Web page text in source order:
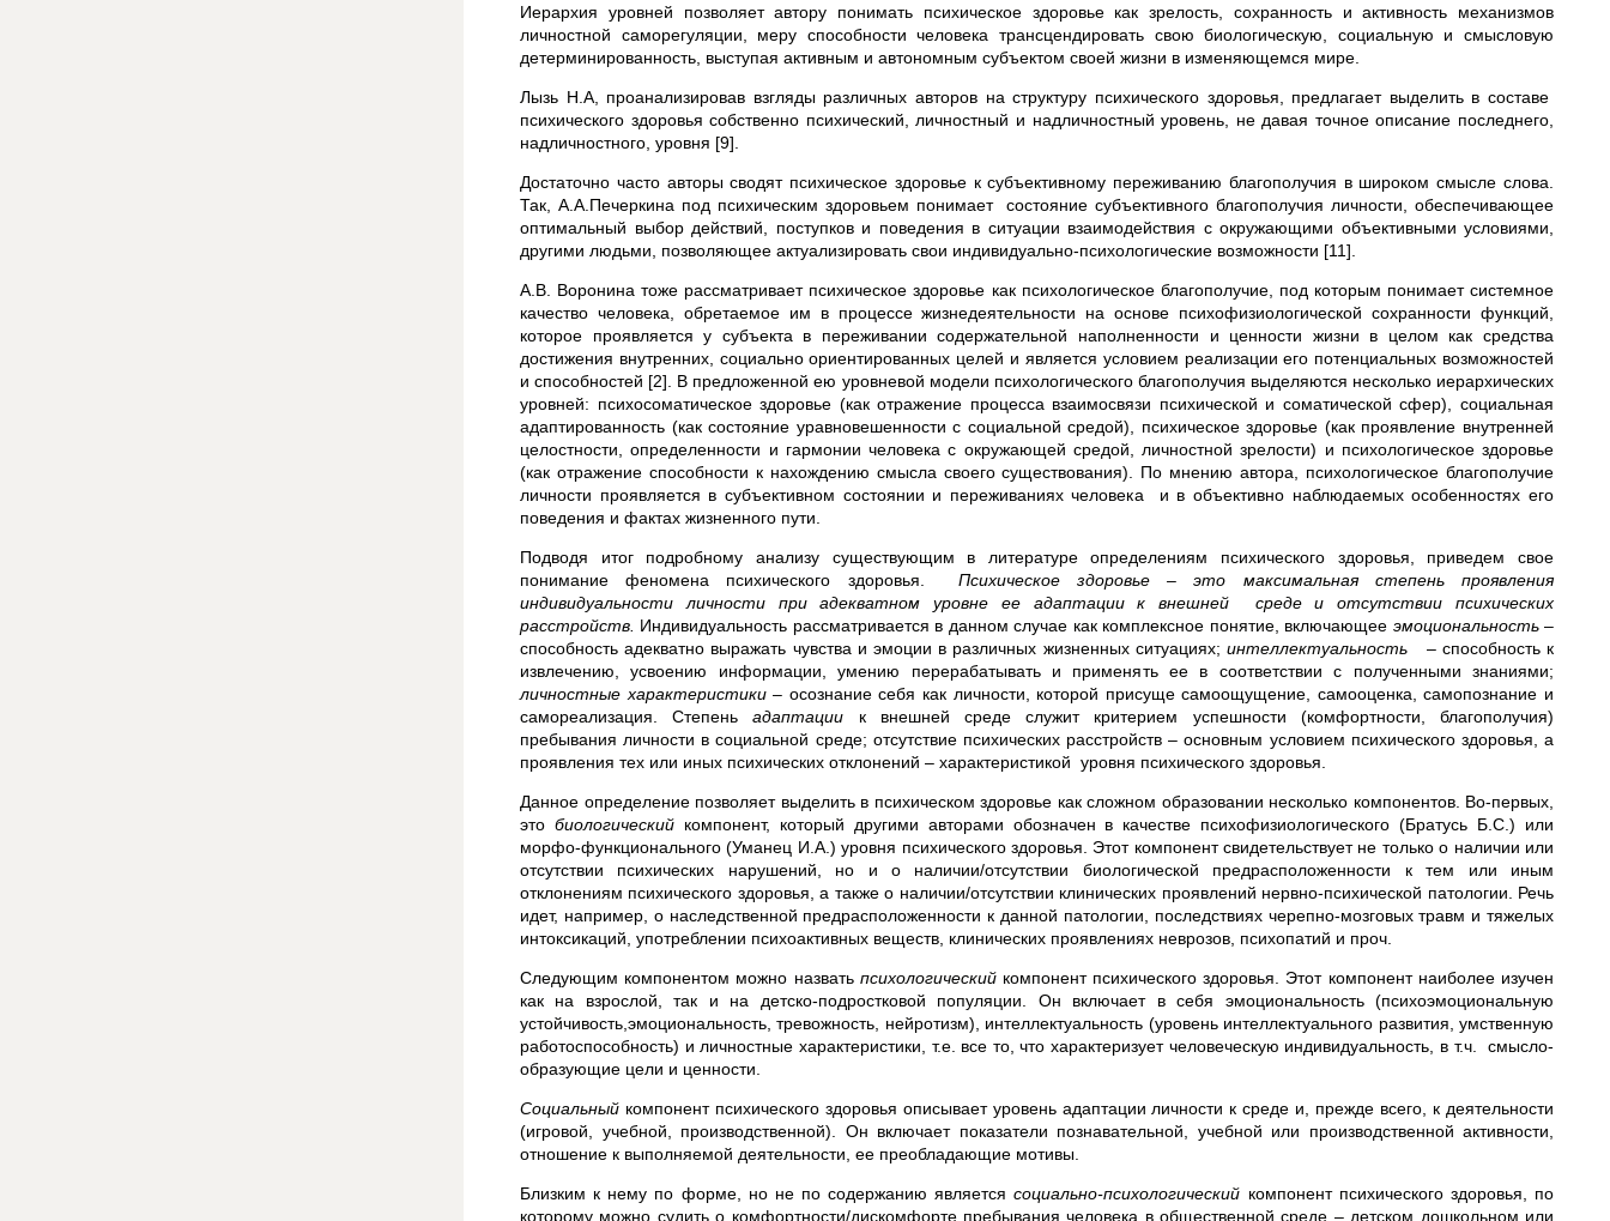
Иерархия уровней позволяет автору понимать психическое здоровье как зрелость, сохранность и активность механизмов
личностной саморегуляции, меру способности человека трансцендировать свою биологическую, социальную и смысловую
детерминированность, выступая активным и автономным субъектом своей жизни в изменяющемся мире.
Лызь Н.А, проанализировав взгляды различных авторов на структуру психического здоровья, предлагает выделить в составе
психического здоровья собственно психический, личностный и надличностный уровень, не давая точное описание последнего,
надличностного, уровня [9].
Достаточно часто авторы сводят психическое здоровье к субъективному переживанию благополучия в широком смысле слова.
Так, А.А.Печеркина под психическим здоровьем понимает состояние субъективного благополучия личности, обеспечивающее
оптимальный выбор действий, поступков и поведения в ситуации взаимодействия с окружающими объективными условиями,
другими людьми, позволяющее актуализировать свои индивидуально-психологические возможности [11].
А.В. Воронина тоже рассматривает психическое здоровье как психологическое благополучие, под которым по­нимает системное
качество человека, обретаемое им в процессе жизнедеятельности на основе психофизиоло­гической сохранности функций,
которое проявляется у субъекта в переживании содержательной наполненнос­ти и ценности жизни в целом как средства
достижения внутренних, социально ориентированных целей и явля­ется условием реализации его потенциальных возмож­ностей
и способностей [2]. В предложенной ею уровневой модели психологического благополучия выделяются несколько иерархических
уровней: пси­хосоматическое здоровье (как отражение процесса взаимосвязи психической и соматической сфер), социальная
адаптированность (как состояние уравновешен­ности с соци­альной средой), психическое здоровье (как проявление внутренней
целостности, определен­ности и гармонии человека с окружающей средой, личностной зрелости) и психологическое здоро­вье
(как отражение способности к нахождению смысла своего существования). По мнению автора, психологическое благополучие
личности проявляется в субъективном состоянии и переживаниях человека и в объективно наблюдае­мых особенностях его
поведения и фактах жизненного пути.
Подводя итог подробному анализу существующим в литературе определениям психического здоровья, приведем свое
понимание феномена психического здоровья. Психическое здоровье – это максимальная степень проявления
индивидуальности личности при адекватном уровне ее адаптации к внешней среде и отсутствии психических
расстройств. Индивидуальность рассматривается в данном случае как комплексное понятие, включающее эмоциональность–
способность адекватно выражать чувства и эмоции в различных жизненных ситуациях; интеллектуальность – способность к
извлечению, усвоению информации, умению перерабатывать и применять ее в соответствии с полученными знаниями;
личностные характеристики– осознание себя как личности, которой присуще самоощущение, самооценка, самопознание и
самореализация. Степеньадаптации к внешней среде служит критерием успешности (комфортности, благополучия)
пребывания личности в социальной среде; отсутствие психических расстройств – основным условием психического здоровья, а
проявления тех или иных психических отклонений – характеристикой уровня психического здоровья.
Данное определение позволяет выделить в психическом здоровье как сложном образовании несколько компонентов. Во-первых,
это биологическийкомпонент, который другими авторами обозначен в качестве психофизиологического (Братусь Б.С.) или
морфо-функционального (Уманец И.А.) уровня психического здоровья. Этот компонент свидетельствует не только о наличии или
отсутствии психических нарушений, но и о наличии/отсутствии биологической предрасположенности к тем или иным
отклонениям психического здоровья, а также о наличии/отсутствии клинических проявлений нервно-психической патологии. Речь
идет, например, о наследственной предрасположенности к данной патологии, последствиях черепно-мозговых травм и тяжелых
интоксикаций, употреблении психоактивных веществ, клинических проявлениях неврозов, психопатий и проч.
Следующим компонентом можно назвать психологическийкомпонент психического здоровья. Этот компонент наиболее изучен
как на взрослой, так и на детско-подростковой популяции. Он включает в себя эмоциональность (психоэмоциональную
устойчивость,эмоциональность, тревожность, нейротизм), интеллектуальность (уровень интеллектуального развития, умственную
работоспособность) и личностные характеристики, т.е. все то, что характеризует человеческую индивидуальность, в т.ч. смысло-
образующие цели и ценности.
Социальный компонент психического здоровья описывает уровень адаптации личности к среде и, прежде всего, к деятельности
(игровой, учебной, производственной). Он включает показатели познавательной, учебной или производственной активности,
отношение к выполняемой деятельности, ее преобладающие мотивы.
Близким к нему по форме, но не по содержанию являетсясоциально-психологический компонент психического здоровья, по
которому можно судить о комфортности/дискомфорте пребывания человека в общественной среде – детском дошкольном или